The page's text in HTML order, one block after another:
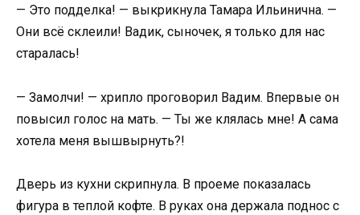
— Это подделка! — выкрикнула Тамара Ильинична. —
Они всё склеили! Вадик, сыночек, я только для нас
старалась!
— Замолчи! — хрипло проговорил Вадим. Впервые он
повысил голос на мать. — Ты же клялась мне! А сама
хотела меня вышвырнуть?!
Дверь из кухни скрипнула. В проеме показалась
фигура в теплой кофте. В руках она держала поднос с